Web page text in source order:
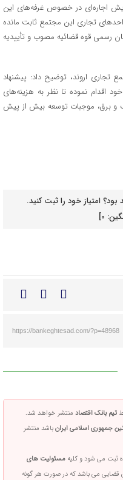
تاکنون هیچ افزایش اجاره‌ای در خصوص غرفه‌های این
اجاره بهای واحدهای تجاری این مجتمع ثابت مانده
رسمی قوه قضائیه مصوب و تأییدیه
تجاری اروند، توضیح داد: پیشنهاد
اقدام نموده تا نظر به هزینه‌های
و برق، موجبات توسعه بیش از پیش
امتیاز خود را ثبت کنید.
0
]
https://bankeghtesad.com/?p=48968
تیم بانک اقتصادمنتشر خواهد شد.
جمهوری اسلامی ایرانباشد منتشر
ثبت می شود و کلیهمسئولیت های
می باشد که در صورت هر گونه